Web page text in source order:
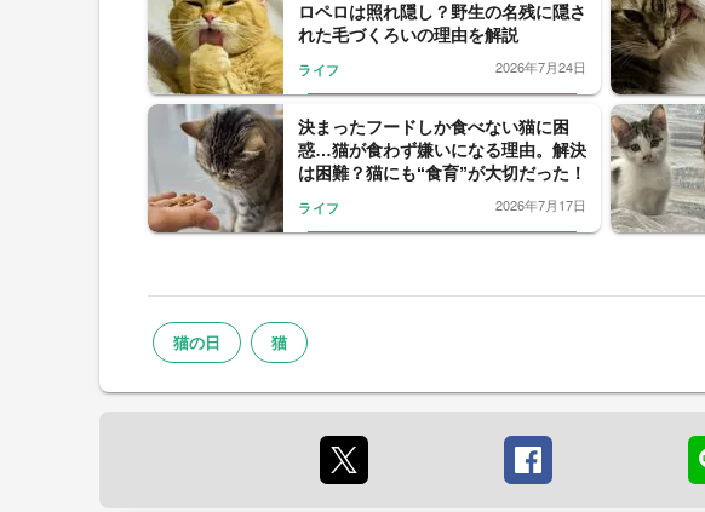
ロペロは照れ隠し？野生の名残に隠さ
れた毛づくろいの理由を解説
ライフ 2026年7月24日
決まったフードしか食べない猫に困
惑…猫が食わず嫌いになる理由。解決
は困難？猫にも“食育”が大切だった！
ライフ 2026年7月17日
猫の日 猫